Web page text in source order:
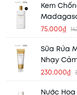
Kem
75.000₫
Sữa Rửa
Nhạy
125ml
230.000₫
Nước Hoa